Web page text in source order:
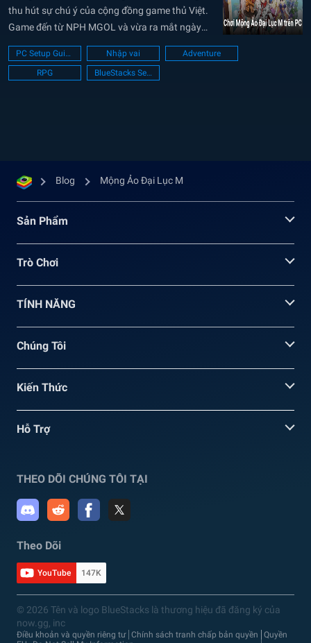
thu hút sự chú ý của cộng đồng game thủ Việt.
Game đến từ NPH MGOL và vừa ra mắt ngày
7/3/2024. Với đồ họa 3D đẹp mắt và tạo hình
phong cách anime dễ thương, tựa game tự tin...
PC Setup Guide Nhập vai
Adventure
RPG
BlueStacks Setup
Blog Mộng Ảo Đại Lục M
Sản Phẩm
Trò Chơi
TÍNH NĂNG
Chúng Tôi
Kiến Thức
Hỗ Trợ
THEO DÕI CHÚNG TÔI TẠI
Theo Dõi
YouTube 147K
© 2026 Tên và logo BlueStacks là thương hiệu đã đăng ký của
now.gg, inc
Điều khoản và quyền riêng tư Chính sách tranh chấp bản quyền
Quyền